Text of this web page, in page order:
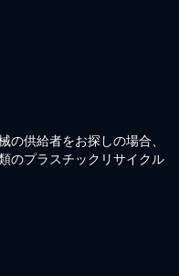
供給者をお探しの場合、
のプラスチックリサイクル